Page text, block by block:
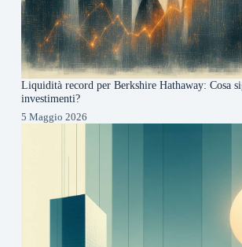
Liquidità record per Berkshire Hathaway: Cosa
investimenti?
5 Maggio 2026